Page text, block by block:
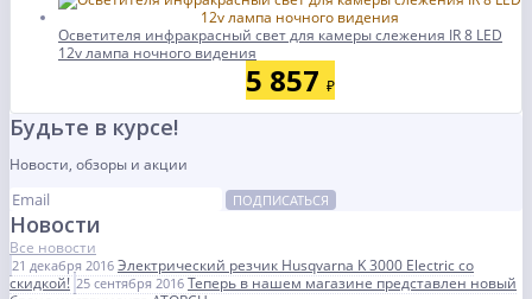
Осветителя инфракрасный свет для камеры слежения IR 8 LED
12v лампа ночного видения
5 857 ₽
Будьте в курсе!
Новости, обзоры и акции
ПОДПИСАТЬСЯ
Новости
Все новости
21 декабря 2016 Электрический резчик Husqvarna K 3000 Electric со
скидкой! 25 сентября 2016 Теперь в нашем магазине представлен новый